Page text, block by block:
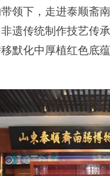
领下，走进泰顺斋
遗传统制作技艺传
默化中厚植红色底